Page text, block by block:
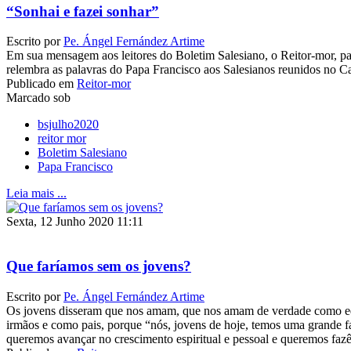
“Sonhai e fazei sonhar”
Escrito porPe. Ángel Fernández Artime
Em sua mensagem aos leitores do Boletim Salesiano, o Reitor-mor,
relembra as palavras do Papa Francisco aos Salesianos reunidos no
Publicado em Reitor-mor
Marcado sob
bsjulho2020
reitor mor
Boletim Salesiano
Papa Francisco
Leia mais ...
Sexta, 12 Junho 2020 11:11
Que faríamos sem os jovens?
Escrito porPe. Ángel Fernández Artime
Os jovens disseram que nos amam, que nos amam de verdade como
irmãos e como pais, porque “nós, jovens de hoje, temos uma grande
queremos avançar no crescimento espiritual e pessoal e queremos